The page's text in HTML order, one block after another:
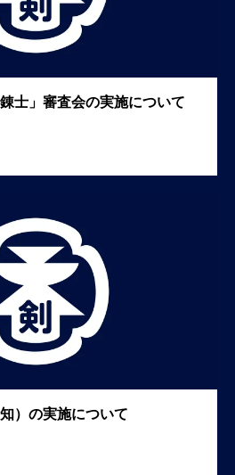
士」審査会の実施について
）の実施について